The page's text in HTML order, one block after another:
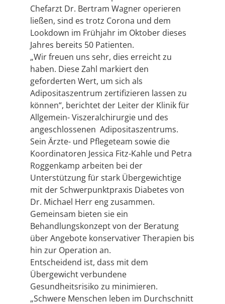
Chefarzt Dr. Bertram Wagner operieren
ließen, sind es trotz Corona und dem
Lookdown im Frühjahr im Oktober dieses
Jahres bereits 50 Patienten.
„Wir freuen uns sehr, dies erreicht zu
haben. Diese Zahl markiert den
geforderten Wert, um sich als
Adipositaszentrum zertifizieren lassen zu
können“, berichtet der Leiter der Klinik für
Allgemein- Viszeralchirurgie und des
angeschlossenen Adipositaszentrums.
Sein Ärzte- und Pflegeteam sowie die
Koordinatoren Jessica Fitz-Kahle und Petra
Roggenkamp arbeiten bei der
Unterstützung für stark Übergewichtige
mit der Schwerpunktpraxis Diabetes von
Dr. Michael Herr eng zusammen.
Gemeinsam bieten sie ein
Behandlungskonzept von der Beratung
über Angebote konservativer Therapien bis
hin zur Operation an.
Entscheidend ist, dass mit dem
Übergewicht verbundene
Gesundheitsrisiko zu minimieren.
„Schwere Menschen leben im Durchschnitt